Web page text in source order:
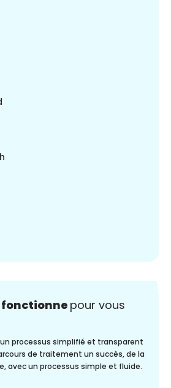
pour vous
processus simplifié et transparent
de traitement un succès, de la
avec un processus simple et fluide.